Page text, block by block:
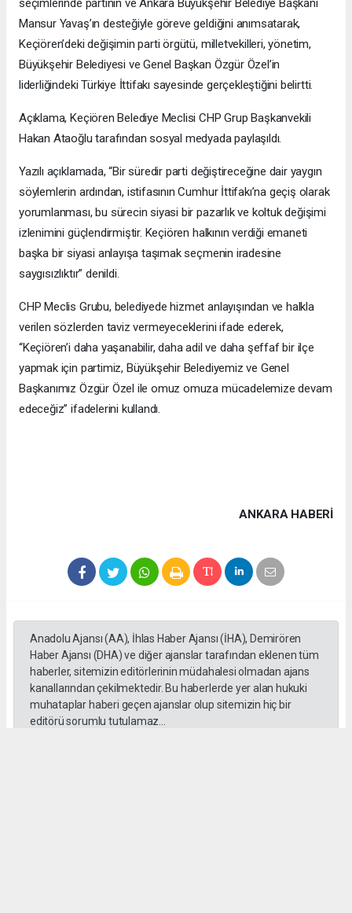
seçimlerinde partinin ve Ankara Büyükşehir Belediye Başkanı
Mansur Yavaş’ın desteğiyle göreve geldiğini anımsatarak,
Keçiören’deki değişimin parti örgütü, milletvekilleri, yönetim,
Büyükşehir Belediyesi ve Genel Başkan Özgür Özel’in
liderliğindeki Türkiye İttifakı sayesinde gerçekleştiğini belirtti.
Açıklama, Keçiören Belediye Meclisi CHP Grup Başkanvekili
Hakan Ataoğlu tarafından sosyal medyada paylaşıldı.
Yazılı açıklamada, “Bir süredir parti değiştireceğine dair yaygın
söylemlerin ardından, istifasının Cumhur İttifakı’na geçiş olarak
yorumlanması, bu sürecin siyasi bir pazarlık ve koltuk değişimi
izlenimini güçlendirmiştir. Keçiören halkının verdiği emaneti
başka bir siyasi anlayışa taşımak seçmenin iradesine
saygısızlıktır” denildi.
CHP Meclis Grubu, belediyede hizmet anlayışından ve halkla
verilen sözlerden taviz vermeyeceklerini ifade ederek,
“Keçiören’i daha yaşanabilir, daha adil ve daha şeffaf bir ilçe
yapmak için partimiz, Büyükşehir Belediyemiz ve Genel
Başkanımız Özgür Özel ile omuz omuza mücadelemize devam
edeceğiz” ifadelerini kullandı.
ANKARA HABERİ
Anadolu Ajansı (AA), İhlas Haber Ajansı (İHA), Demirören
Haber Ajansı (DHA) ve diğer ajanslar tarafından eklenen tüm
haberler, sitemizin editörlerinin müdahalesi olmadan ajans
kanallarından çekilmektedir. Bu haberlerde yer alan hukuki
muhataplar haberi geçen ajanslar olup sitemizin hiç bir
editörü sorumlu tutulamaz...